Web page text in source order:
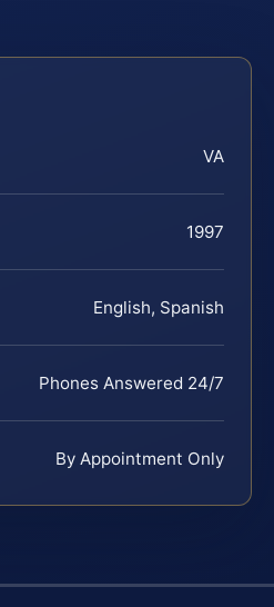
VA
1997
English, Spanish
Phones Answered 24/7
By Appointment Only